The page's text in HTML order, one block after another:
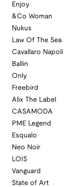
Enjoy
&Co Woman
Nukus
Law Of The Sea
Cavallaro Napoli
Ballin
Only
Freebird
Alix The Label
CASAMODA
PME Legend
Esqualo
Neo Noir
LOIS
Vanguard
State of Art